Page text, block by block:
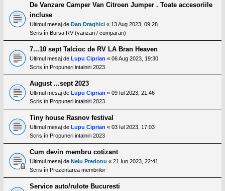
De Vanzare Camper Van Citroen Jumper . Toate accesoriile
incluse
Ultimul mesaj de Dan Draghici « 13 Aug 2023, 09:28
Scris în Bursa RV (vanzari / cumparari)
7...10 sept Talcioc de RV LA Bran Heaven
Ultimul mesaj de Lupu Ciprian « 06 Aug 2023, 19:30
Scris în Propuneri intalniri 2023
August ...sept 2023
Ultimul mesaj de Lupu Ciprian « 09 Iul 2023, 21:46
Scris în Propuneri intalniri 2023
Tiny house Rasnov festival
Ultimul mesaj de Lupu Ciprian « 03 Iul 2023, 17:03
Scris în Propuneri intalniri 2023
Cum devin membru cotizant
Ultimul mesaj de Nelu Predonu « 21 Iun 2023, 22:41
Scris în Prezentarea membrilor
Service auto/rulote Bucuresti